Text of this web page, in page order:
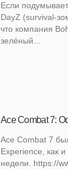
Если
DayZ (survival-
что компания
зелёный...
Ace Combat 7:
Ace Combat 7
Experience, как
недели. https://